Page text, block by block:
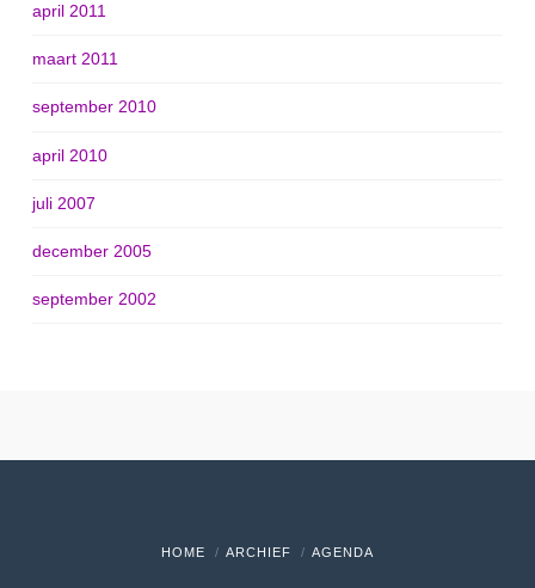
april 2011
maart 2011
september 2010
april 2010
juli 2007
december 2005
september 2002
HOME ARCHIEF AGENDA